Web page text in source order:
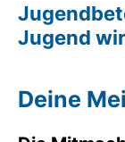
Jugend
Deine